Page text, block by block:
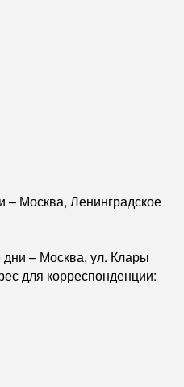
– Москва, Ленинградское
– Москва, ул. Клары
для корреспонденции: